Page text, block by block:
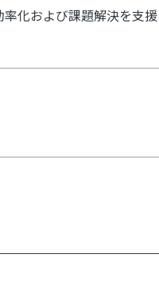
化および課題解決を支援